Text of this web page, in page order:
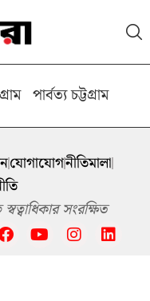
পার্বত্য চট্টগ্রাম
যোগাযোগনীতিমালা
স্বত্বাধিকার সংরক্ষিত